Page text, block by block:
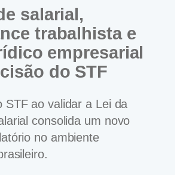
salarial,
trabalhista e
empresarial
do STF
STF ao validar a Lei da
consolida um novo
no ambiente